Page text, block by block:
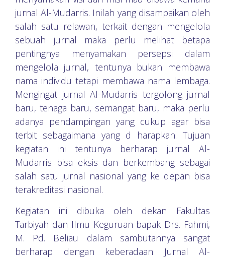
jurnal Al-Mudarris. Inilah yang disampaikan oleh
salah satu relawan, terkait dengan mengelola
sebuah jurnal maka perlu melihat betapa
pentingnya menyamakan persepsi dalam
mengelola jurnal, tentunya bukan membawa
nama individu tetapi membawa nama lembaga.
Mengingat jurnal Al-Mudarris tergolong jurnal
baru, tenaga baru, semangat baru, maka perlu
adanya pendampingan yang cukup agar bisa
terbit sebagaimana yang d harapkan. Tujuan
kegiatan ini tentunya berharap jurnal Al-
Mudarris bisa eksis dan berkembang sebagai
salah satu jurnal nasional yang ke depan bisa
terakreditasi nasional.
Kegiatan ini dibuka oleh dekan Fakultas
Tarbiyah dan Ilmu Keguruan bapak Drs. Fahmi,
M. Pd. Beliau dalam sambutannya sangat
berharap dengan keberadaan Jurnal Al-